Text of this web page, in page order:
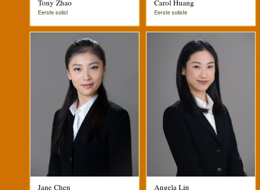
Tony Zhao
Eerste solist
Carol Huang
Eerste soliste
Jane Chen Angela Lin